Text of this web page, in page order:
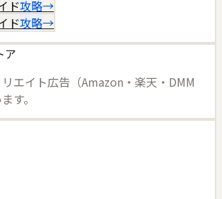
ド攻略→
ド攻略→
ア
エイト広告（Amazon・楽天・DMM
す。